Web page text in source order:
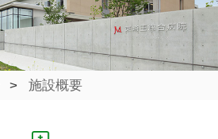
> 施設概要